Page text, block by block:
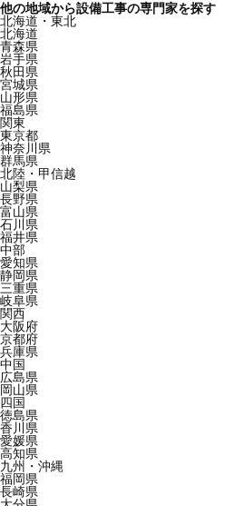
他の地域から設備工事の専門家を探す
北海道・東北
北海道
青森県
岩手県
秋田県
宮城県
山形県
福島県
関東
東京都
神奈川県
群馬県
北陸・甲信越
山梨県
長野県
富山県
石川県
福井県
中部
愛知県
静岡県
三重県
岐阜県
関西
大阪府
京都府
兵庫県
中国
広島県
岡山県
四国
徳島県
香川県
愛媛県
高知県
九州・沖縄
福岡県
長崎県